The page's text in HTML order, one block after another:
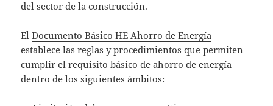
del sector de la construcción.
ElDocumento Básico HE Ahorro de Energía
establece las reglas y procedimientos que permiten
cumplir el requisito básico de ahorro de energía
dentro de los siguientes ámbitos: